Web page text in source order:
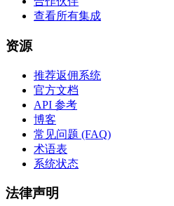
查看所有集成
资源
推荐返佣系统
官方文档
API 参考
博客
常见问题 (FAQ)
术语表
系统状态
法律声明